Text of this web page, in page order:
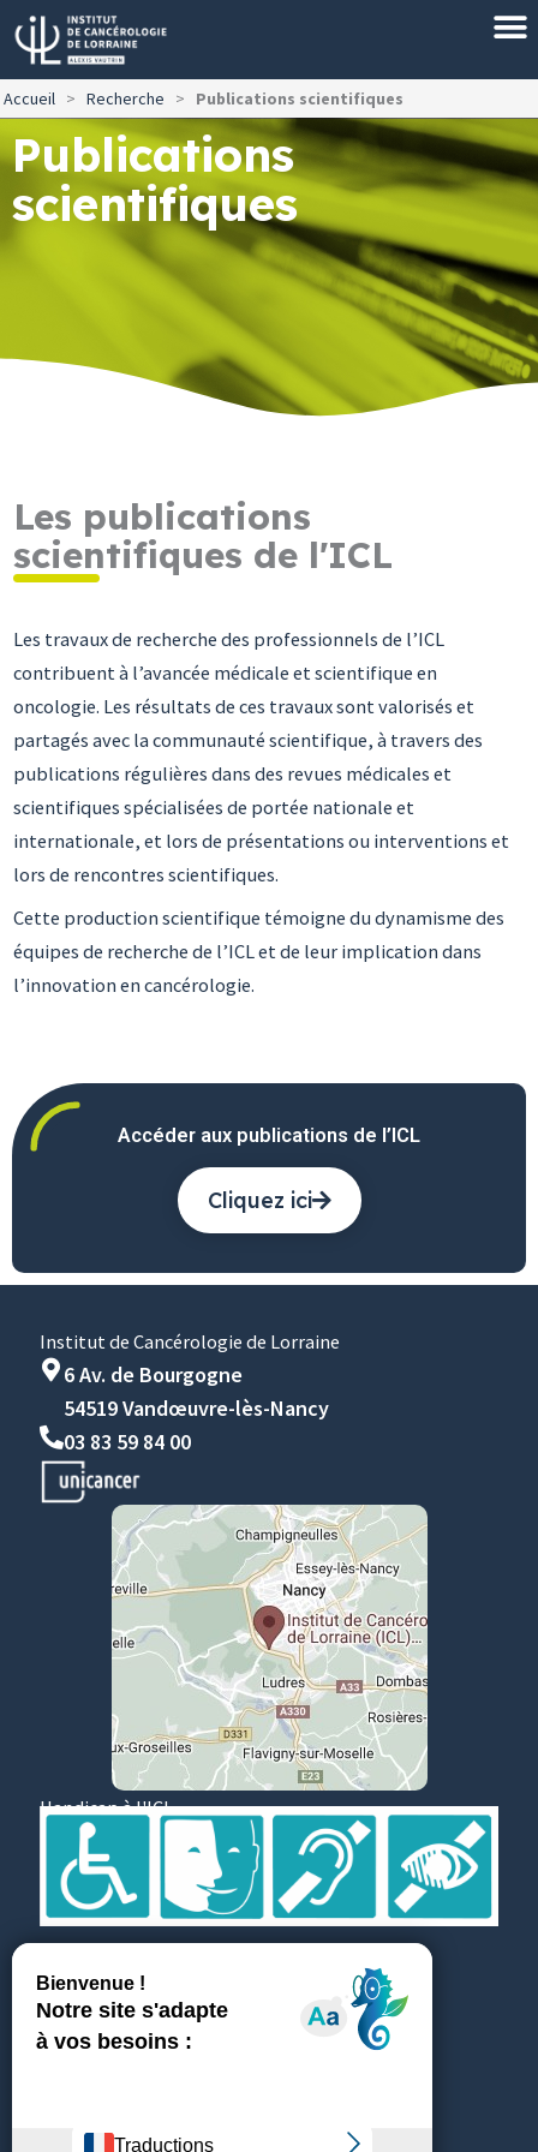
Aller
au
contenu
Accueil > Recherche > Publications scientifiques
Publications
scientifiques
Les publications
scientifiques de l'ICL
Les travaux de recherche des professionnels de l’ICL
contribuent à l’avancée médicale et scientifique en
oncologie. Les résultats de ces travaux sont valorisés et
partagés avec la communauté scientifique, à travers des
publications régulières dans des revues médicales et
scientifiques spécialisées de portée nationale et
internationale, et lors de présentations ou interventions et
lors de rencontres scientifiques.
Cette production scientifique témoigne du dynamisme des
équipes de recherche de l’ICL et de leur implication dans
l’innovation en cancérologie.
Accéder aux publications de l’ICL
Cliquez ici
Institut de Cancérologie de Lorraine
6 Av. de Bourgogne
54519 Vandœuvre-lès-Nancy
03 83 59 84 00
Handicap à l'ICL
Témoignages